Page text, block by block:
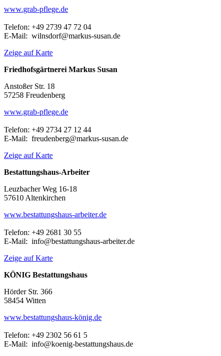
www.grab-pflege.de
Telefon: +49 2739 47 72 04
E-Mail: wilnsdorf@markus-susan.de
Zeige auf Karte
Friedhofsgärtnerei Markus Susan
Anstoßer Str. 18
57258 Freudenberg
www.grab-pflege.de
Telefon: +49 2734 27 12 44
E-Mail: freudenberg@markus-susan.de
Zeige auf Karte
Bestattungshaus-Arbeiter
Leuzbacher Weg 16-18
57610 Altenkirchen
www.bestattungshaus-arbeiter.de
Telefon: +49 2681 30 55
E-Mail: info@bestattungshaus-arbeiter.de
Zeige auf Karte
KÖNIG Bestattungshaus
Hörder Str. 366
58454 Witten
www.bestattungshaus-könig.de
Telefon: +49 2302 56 61 5
E-Mail: info@koenig-bestattungshaus.de